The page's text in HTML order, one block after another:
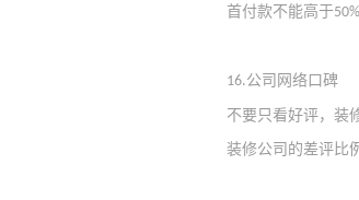
首付款不能高于50%
16.公司 网络 口碑
不要 只 看好评，装
装修公司的差评 比